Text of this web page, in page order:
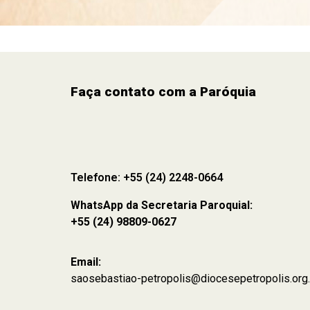
Faça contato com a Paróquia
Telefone: +55 (24) 2248-0664
WhatsApp da Secretaria Paroquial:
+55 (24) 98809-0627
Email:
saosebastiao-